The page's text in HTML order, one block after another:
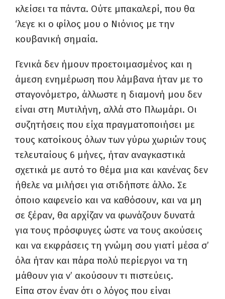
κλείσει τα πάντα. Ούτε μπακαλερί, που θα
‘λεγε κι ο φίλος μου ο Νιόνιος με την
κουβανική σημαία.
Γενικά δεν ήμουν προετοιμασμένος και η
άμεση ενημέρωση που λάμβανα ήταν με το
σταγονόμετρο, άλλωστε η διαμονή μου δεν
είναι στη Μυτιλήνη, αλλά στο Πλωμάρι. Οι
συζητήσεις που είχα πραγματοποιήσει με
τους κατοίκους όλων των γύρω χωριών τους
τελευταίους 6 μήνες, ήταν αναγκαστικά
σχετικά με αυτό το θέμα μια και κανένας δεν
ήθελε να μιλήσει για οτιδήποτε άλλο. Σε
όποιο καφενείο και να καθόσουν, και να μη
σε ξέραν, θα αρχίζαν να φωνάζουν δυνατά
για τους πρόσφυγες ώστε να τους ακούσεις
και να εκφράσεις τη γνώμη σου γιατί μέσα σ’
όλα ήταν και πάρα πολύ περίεργοι να τη
μάθουν για ν’ ακούσουν τι πιστεύεις.
Είπα στον έναν ότι ο λόγος που είναι